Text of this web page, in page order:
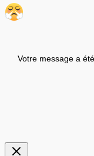
Votre message a